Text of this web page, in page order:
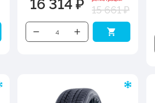
15 661 ₽